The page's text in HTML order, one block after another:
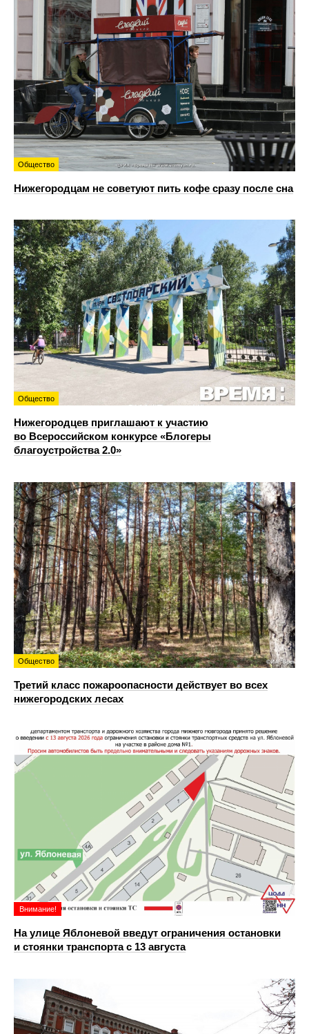
Общество
Нижегородцам не советуют пить кофе сразу после сна
Общество
Нижегородцев приглашают к участию
во Всероссийском конкурсе «Блогеры
благоустройства 2.0»
Общество
Третий класс пожароопасности действует во всех
нижегородских лесах
Внимание!
На улице Яблоневой введут ограничения остановки
и стоянки транспорта с 13 августа